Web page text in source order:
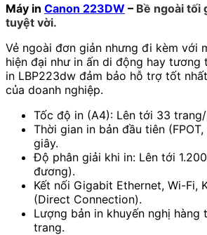
Máy in Canon 223DW – Bề ngoài tối
tuyệt vời.
Vẻ ngoài đơn giản nhưng đi kèm với
hiện đại như in ấn di động hay tương
in LBP223dw đảm bảo hỗ trợ tốt
của doanh nghiệp.
Tốc độ in (A4): Lên tới 33
Thời gian in bản đầu tiên
giây.
Độ phân giải khi in: Lên tới
đương).
Kết nối Gigabit Ethernet, Wi-Fi,
(Direct Connection).
Lượng bản in khuyến nghị hàng
trang.